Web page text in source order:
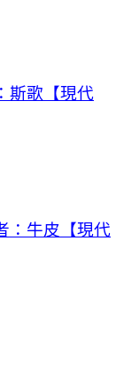
斯歌【現代
：牛皮【現代